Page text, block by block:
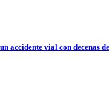
accidente vial con decenas